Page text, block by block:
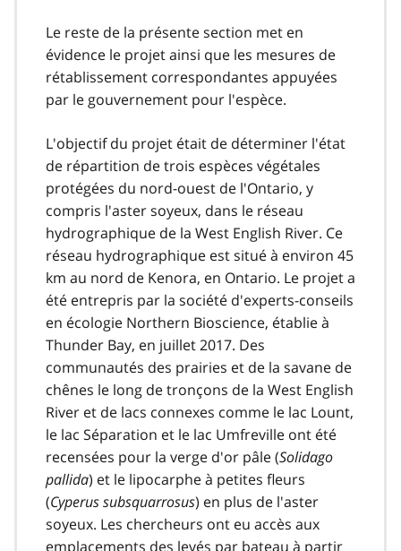
Le reste de la présente section met en
évidence le projet ainsi que les mesures de
rétablissement correspondantes appuyées
par le gouvernement pour l'espèce.
L'objectif du projet était de déterminer l'état
de répartition de trois espèces végétales
protégées du nord-ouest de l'Ontario, y
compris l'aster soyeux, dans le réseau
hydrographique de la West English River. Ce
réseau hydrographique est situé à environ 45
km au nord de Kenora, en Ontario. Le projet a
été entrepris par la société d'experts-conseils
en écologie Northern Bioscience, établie à
Thunder Bay, en juillet 2017. Des
communautés des prairies et de la savane de
chênes le long de tronçons de la West English
River et de lacs connexes comme le lac Lount,
le lac Séparation et le lac Umfreville ont été
recensées pour la verge d'or pâle (Solidago
pallida) et le lipocarphe à petites fleurs
(Cyperus subsquarrosus) en plus de l'aster
soyeux. Les chercheurs ont eu accès aux
emplacements des levés par bateau à partir